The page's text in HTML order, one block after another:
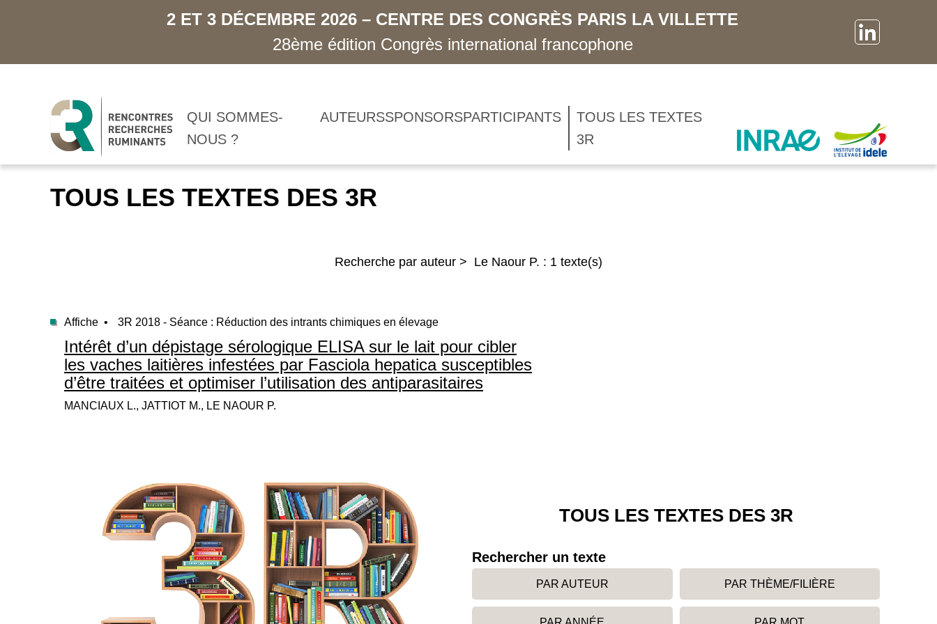
2 ET 3 DÉCEMBRE 2026 – CENTRE DES CONGRÈS PARIS LA VILLETTE
28ème édition Congrès international francophone
QUI SOMMES-
NOUS ?
AUTEURSSPONSORSPARTICIPANTS
TOUS LES TEXTES
3R
TOUS LES TEXTES DES 3R
Recherche par auteur > Le Naour P. : 1 texte(s)
Affiche • 3R 2018 - Séance : Réduction des intrants chimiques en élevage
Intérêt d’un dépistage sérologique ELISA sur le lait pour cibler
les vaches laitières infestées par Fasciola hepatica susceptibles
d’être traitées et optimiser l’utilisation des antiparasitaires
MANCIAUX L., JATTIOT M., LE NAOUR P.
TOUS LES TEXTES DES 3R
Rechercher un texte
PAR AUTEUR PAR THÈME/FILIÈRE